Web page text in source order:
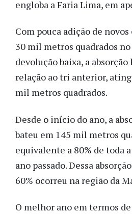
engloba a Faria Lima, em
Com pouca adição de
30 mil metros quadrados
devolução baixa, a
relação ao tri anterior,
mil metros quadrados.
Desde o início do ano, a
bateu em 145 mil metros
equivalente a 80% de toda
ano passado. Dessa
60% ocorreu na região da
O melhor ano em termos